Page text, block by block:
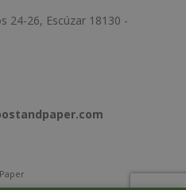
24-26, Escúzar 18130 -